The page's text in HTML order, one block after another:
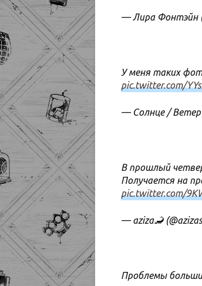
— Лира Фонтэйн
У меня таких
pic.twitter.com/
— Солнце / Ветер
В прошлый
Получается на
pic.twitter.com/
— aziza🦂
Проблемы